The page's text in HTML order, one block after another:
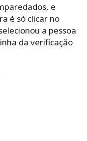
e
é só clicar no
a pessoa
da verificação